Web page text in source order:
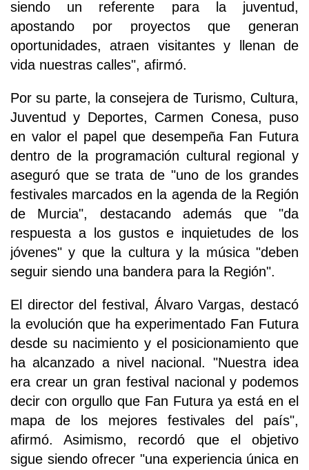
siendo un referente para la juventud,
apostando por proyectos que generan
oportunidades, atraen visitantes y llenan de
vida nuestras calles", afirmó.
Por su parte, la consejera de Turismo, Cultura,
Juventud y Deportes, Carmen Conesa, puso
en valor el papel que desempeña Fan Futura
dentro de la programación cultural regional y
aseguró que se trata de "uno de los grandes
festivales marcados en la agenda de la Región
de Murcia", destacando además que "da
respuesta a los gustos e inquietudes de los
jóvenes" y que la cultura y la música "deben
seguir siendo una bandera para la Región".
El director del festival, Álvaro Vargas, destacó
la evolución que ha experimentado Fan Futura
desde su nacimiento y el posicionamiento que
ha alcanzado a nivel nacional. "Nuestra idea
era crear un gran festival nacional y podemos
decir con orgullo que Fan Futura ya está en el
mapa de los mejores festivales del país",
afirmó. Asimismo, recordó que el objetivo
sigue siendo ofrecer "una experiencia única en